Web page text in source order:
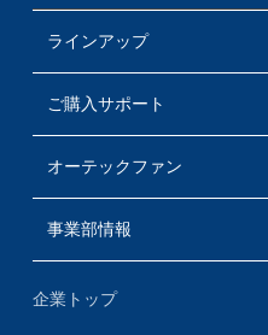
ラインアップ
ご購入サポート
オーテックファン
事業部情報
企業トップ